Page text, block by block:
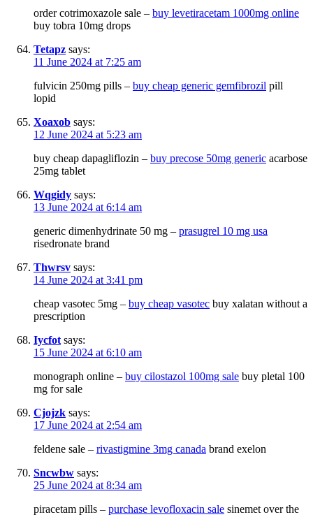
order cotrimoxazole sale – buy levetiracetam 1000mg online
buy tobra 10mg drops
Tetapz says:
11 June 2024 at 7:25 am
fulvicin 250mg pills – buy cheap generic gemfibrozil pill
lopid
Xoaxob says:
12 June 2024 at 5:23 am
buy cheap dapagliflozin – buy precose 50mg generic acarbose
25mg tablet
Wqgidy says:
13 June 2024 at 6:14 am
generic dimenhydrinate 50 mg – prasugrel 10 mg usa
risedronate brand
Thwrsv says:
14 June 2024 at 3:41 pm
cheap vasotec 5mg – buy cheap vasotec buy xalatan without a
prescription
Iycfot says:
15 June 2024 at 6:10 am
monograph online – buy cilostazol 100mg sale buy pletal 100
mg for sale
Cjojzk says:
17 June 2024 at 2:54 am
feldene sale – rivastigmine 3mg canada brand exelon
Sncwbw says:
25 June 2024 at 8:34 am
piracetam pills – purchase levofloxacin sale sinemet over the